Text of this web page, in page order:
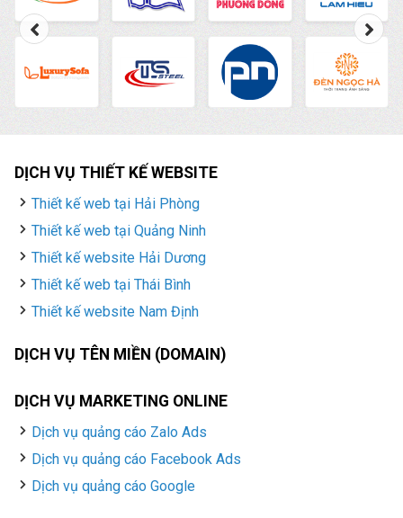
DỊCH VỤ THIẾT KẾ WEBSITE
Thiết kế web tại Hải Phòng
Thiết kế web tại Quảng Ninh
Thiết kế website Hải Dương
Thiết kế web tại Thái Bình
Thiết kế website Nam Định
DỊCH VỤ TÊN MIỀN (DOMAIN)
DỊCH VỤ MARKETING ONLINE
Dịch vụ quảng cáo Zalo Ads
Dịch vụ quảng cáo Facebook Ads
Dịch vụ quảng cáo Google